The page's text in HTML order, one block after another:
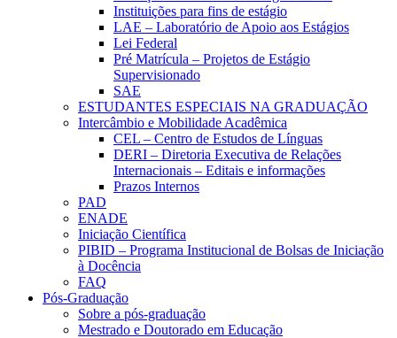
Instituições para fins de estágio
LAE – Laboratório de Apoio aos Estágios
Lei Federal
Pré Matrícula – Projetos de Estágio
Supervisionado
SAE
ESTUDANTES ESPECIAIS NA GRADUAÇÃO
Intercâmbio e Mobilidade Acadêmica
CEL – Centro de Estudos de Línguas
DERI – Diretoria Executiva de Relações
Internacionais – Editais e informações
Prazos Internos
PAD
ENADE
Iniciação Científica
PIBID – Programa Institucional de Bolsas de Iniciação
à Docência
FAQ
Pós-Graduação
Sobre a pós-graduação
Mestrado e Doutorado em Educação